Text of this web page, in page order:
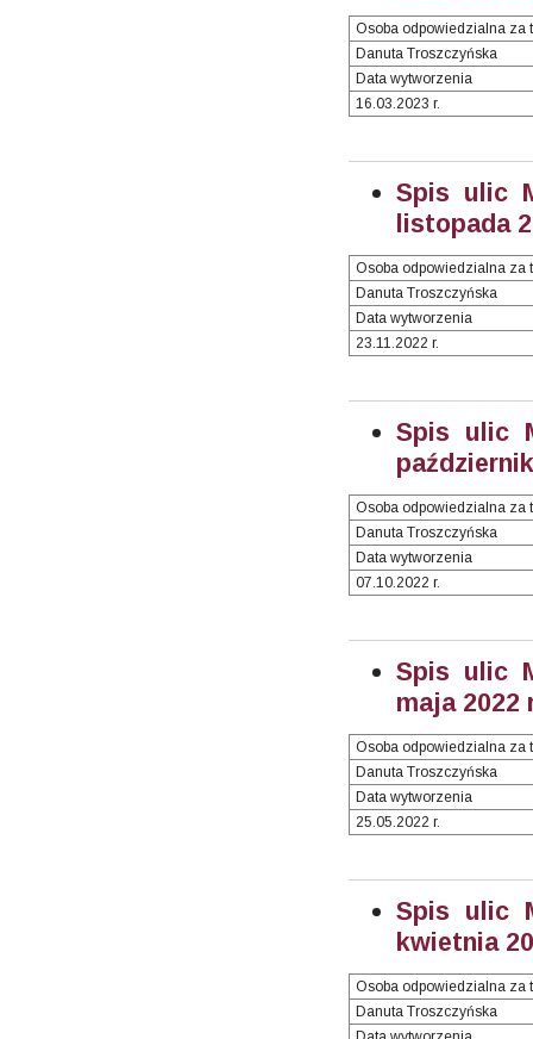
Osoba odpowiedzialna za
Danuta Troszczyńska
Data wytworzenia
16.03.2023 r.
Spis ulic
listopada
Osoba odpowiedzialna za
Danuta Troszczyńska
Data wytworzenia
23.11.2022 r.
Spis ulic
Osoba odpowiedzialna za
Danuta Troszczyńska
Data wytworzenia
07.10.2022 r.
Spis ulic
maja 2022
Osoba odpowiedzialna za
Danuta Troszczyńska
Data wytworzenia
25.05.2022 r.
Spis ulic
kwietnia
Osoba odpowiedzialna za
Danuta Troszczyńska